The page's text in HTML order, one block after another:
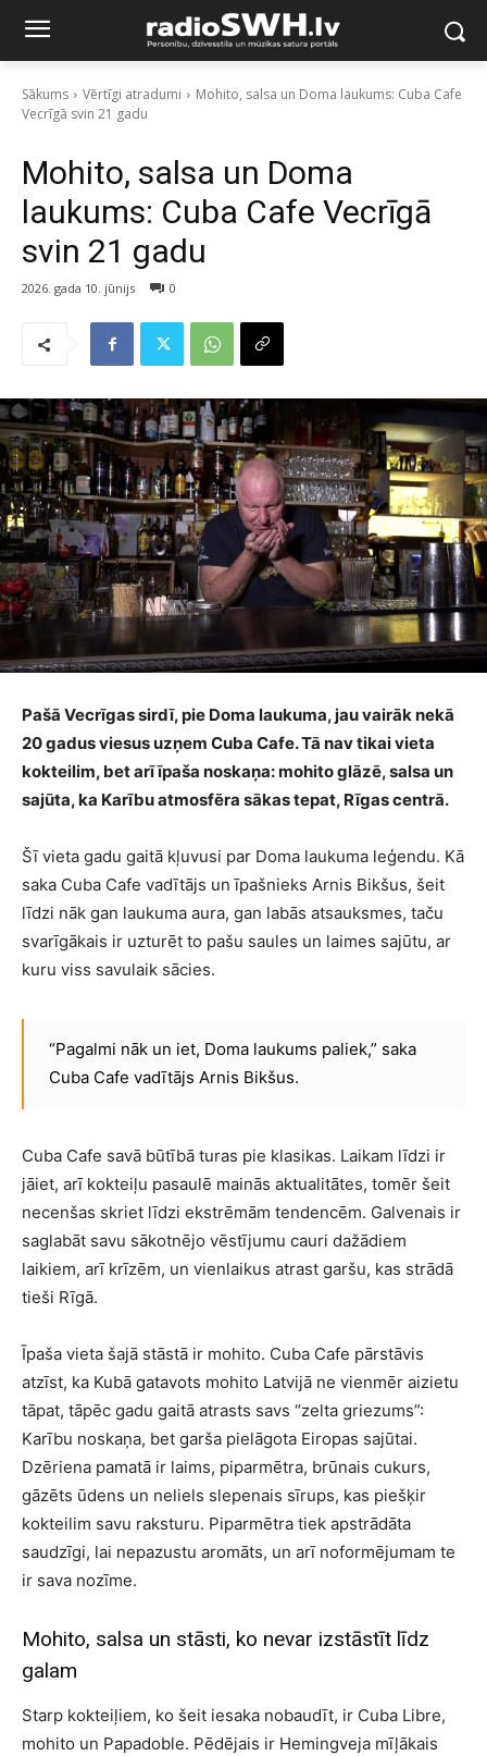
Sākums Vērtīgi atradumi
Mohito, salsa un Doma laukums: Cuba Cafe
Vecrīgā svin 21 gadu
Mohito, salsa un Doma
laukums: Cuba Cafe Vecrīgā
svin 21 gadu
2026. gada 10. jūnijs 0
Pašā Vecrīgas sirdī, pie Doma laukuma, jau vairāk nekā
20 gadus viesus uzņem Cuba Cafe. Tā nav tikai vieta
kokteilim, bet arī īpaša noskaņa: mohito glāzē, salsa un
sajūta, ka Karību atmosfēra sākas tepat, Rīgas centrā.
Šī vieta gadu gaitā kļuvusi par Doma laukuma leģendu. Kā
saka Cuba Cafe vadītājs un īpašnieks Arnis Bikšus, šeit
līdzi nāk gan laukuma aura, gan labās atsauksmes, taču
svarīgākais ir uzturēt to pašu saules un laimes sajūtu, ar
kuru viss savulaik sācies.
“Pagalmi nāk un iet, Doma laukums paliek,” saka
Cuba Cafe vadītājs Arnis Bikšus.
Cuba Cafe savā būtībā turas pie klasikas. Laikam līdzi ir
jāiet, arī kokteiļu pasaulē mainās aktualitātes, tomēr šeit
necenšas skriet līdzi ekstrēmām tendencēm. Galvenais ir
saglabāt savu sākotnējo vēstījumu cauri dažādiem
laikiem, arī krīzēm, un vienlaikus atrast garšu, kas strādā
tieši Rīgā.
Īpaša vieta šajā stāstā ir mohito. Cuba Cafe pārstāvis
atzīst, ka Kubā gatavots mohito Latvijā ne vienmēr aizietu
tāpat, tāpēc gadu gaitā atrasts savs “zelta griezums”:
Karību noskaņa, bet garša pielāgota Eiropas sajūtai.
Dzēriena pamatā ir laims, piparmētra, brūnais cukurs,
gāzēts ūdens un neliels slepenais sīrups, kas piešķir
kokteilim savu raksturu. Piparmētra tiek apstrādāta
saudzīgi, lai nepazustu aromāts, un arī noformējumam te
ir sava nozīme.
Mohito, salsa un stāsti, ko nevar izstāstīt līdz
galam
Starp kokteiļiem, ko šeit iesaka nobaudīt, ir Cuba Libre,
mohito un Papadoble. Pēdējais ir Hemingveja mīļākais